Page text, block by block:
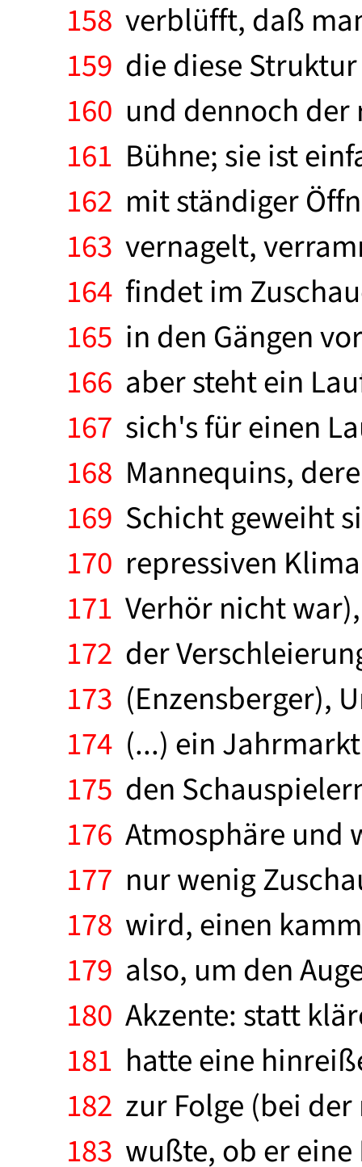
158 verblüfft, daß
159 die diese
160 und dennoch der
161 Bühne; sie ist
162 mit ständiger
163 vernagelt,
164 findet im
165 in den Gängen
166 aber steht ein
167 sich's für einen
168 Mannequins,
169 Schicht geweiht
170 repressiven
171 Verhör nicht
172 der
173 (Enzensberger),
174 (...) ein
175 den
176 Atmosphäre und
177 nur wenig
178 wird, einen
179 also, um den
180 Akzente: statt
181 hatte eine
182 zur Folge (bei
183 wußte, ob er